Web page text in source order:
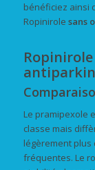
bénéficiez ainsi
Ropinirole sans
Le pramipexole
classe mais
légèrement plus
fréquentes. Le